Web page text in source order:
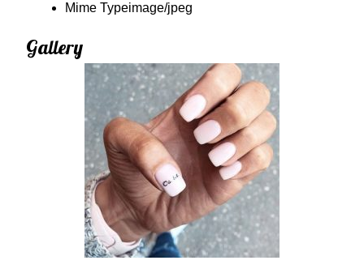
Mime Typeimage/jpeg
Gallery